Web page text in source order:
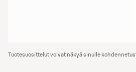
Tuotesuosittelut voivat näkyä sinulle